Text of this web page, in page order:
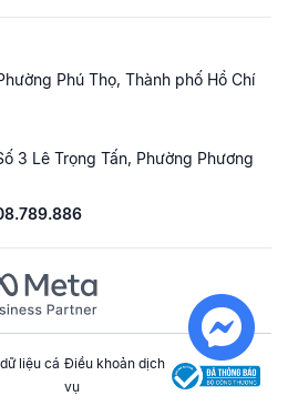
Phú Thọ, Thành phố Hồ Chí
3 Lê Trọng Tấn, Phường Phương
liệu cá Điều khoản dịch
vụ